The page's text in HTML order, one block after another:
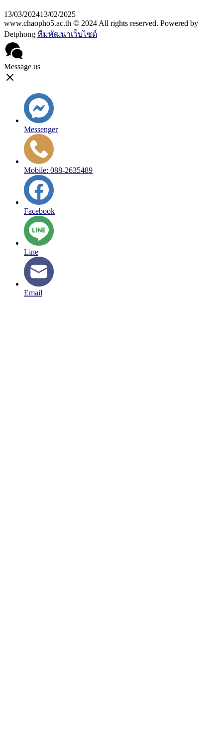
13/03/202413/02/2025
www.chaopho5.ac.th © 2024 All rights reserved. Powered by
Detphong ทีมพัฒนาเว็บไซต์
Message us
Messenger
Mobile: 088-2635489
Facebook
Line
Email